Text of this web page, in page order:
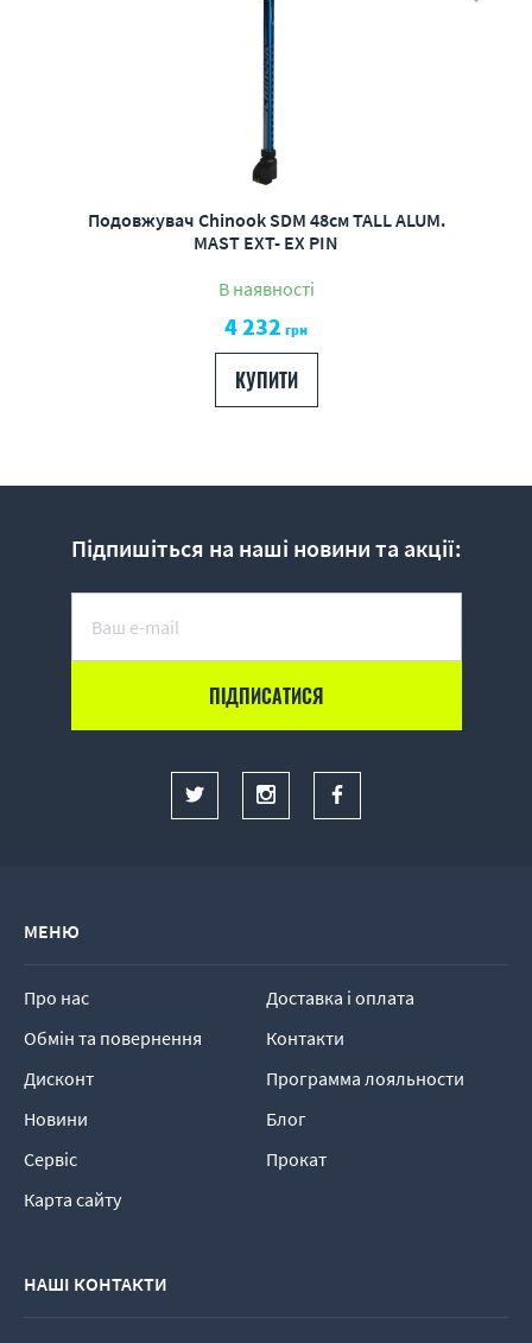
Подовжувач Chinook SDM 48см TALL ALUM.
MAST EXT- EX PIN
В наявності
4 232 грн
КУПИТИ
Підпишіться на наші новини та акції:
МЕНЮ
Про нас
Доставка і оплата
Обмін та повернення
Контакти
Дисконт
Программа лояльности
Новини
Блог
Сервіс
Прокат
Карта сайту
НАШІ КОНТАКТИ